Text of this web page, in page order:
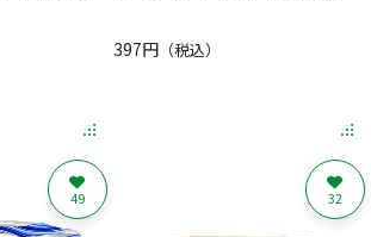
397円（税込）
49 32